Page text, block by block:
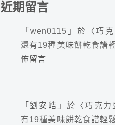
近期留言
「 wen0115 」於〈巧
還有19種美味餅乾食譜
佈留言
「劉安皓 」於〈巧克力
有19種美味餅乾食譜輕